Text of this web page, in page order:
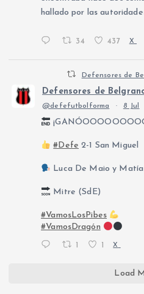
hallado por las
34 437 X
Defensores de
Defensores de
@defefutbolforma · 8 Jul
#Defe 2-1 San Miguel
Luca De Maio y
Mitre (SdE)
#VamosLosPibes
#VamosDragón
X
Load